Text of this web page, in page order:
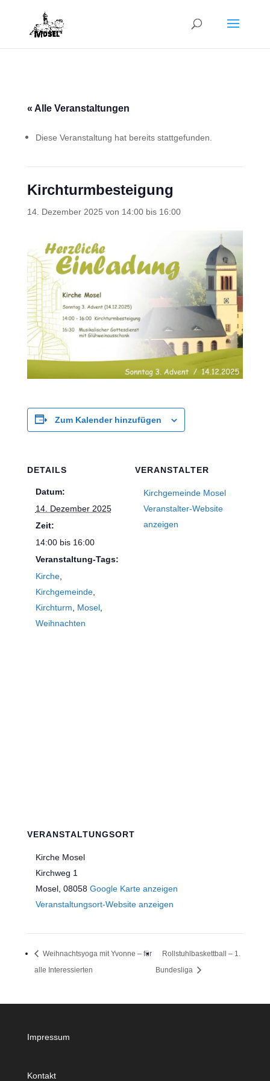
« Alle Veranstaltungen
Diese Veranstaltung hat bereits stattgefunden.
Kirchturmbesteigung
14. Dezember 2025 von 14:00bis 16:00
Zum Kalender hinzufügen
DETAILS
Datum:
14. Dezember 2025
Zeit:
14:00 bis 16:00
Veranstaltung-Tags:
Kirche,
Kirchgemeinde,
Kirchturm Mosel,
Weihnachten
VERANSTALTER
Kirchgemeinde Mosel
Veranstalter-Website
anzeigen
VERANSTALTUNGSORT
Kirche Mosel
Kirchweg 1
Mosel, 08058 Google Karte anzeigen
Veranstaltungsort-Website anzeigen
Weihnachtsyoga mit Yvonne – für
alle Interessierten
Rollstuhlbaskettball – 1.
Bundesliga
Impressum
Kontakt